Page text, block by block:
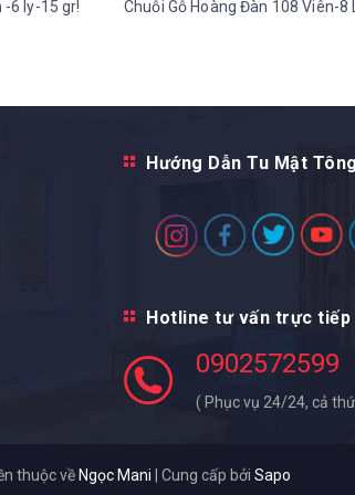
-6 ly-15 gr! Chuỗi Gỗ Hoàng Đàn 108 Viên-8
Hướng Dẫn Tu Mật Tông
Hotline tư vấn trực tiếp
0902572599
( Phục vụ 24/24, cả thứ
thuộc vềNgọc Mani | Cung cấp bởi Sapo